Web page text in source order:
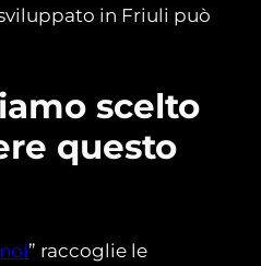
in Friuli può
scelto
questo
” raccoglie le